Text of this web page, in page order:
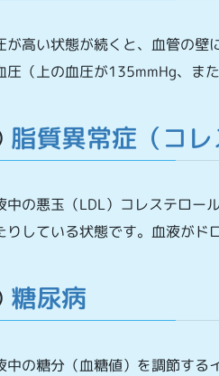
が高い状態が続くと、血管の壁
圧（上の血圧が135mmHg、ま
脂質異常症（コレ
中の悪玉（LDL）コレステロー
りしている状態です。血液がド
糖尿病
中の糖分（血糖値）を調節する